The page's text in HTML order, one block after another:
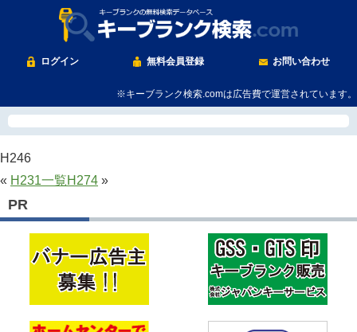
ログイン 無料会員登録 お問い合わせ
※キーブランク検索.comは広告費で運営されています。
H246
« H231一覧H274 »
PR